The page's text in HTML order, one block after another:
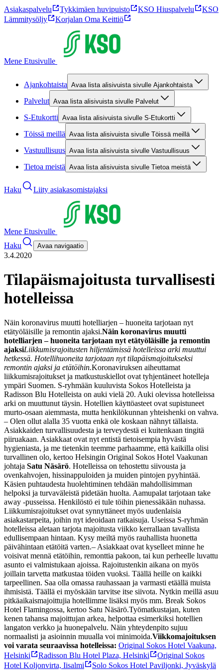
Asiakaspalvelu Tykkimäen huvipuisto KSO Hiuspalvelu
KSO
Lämmitysöljy
Korjalan Oma Keittiö
Mene Etusivulle
Ajankohtaista Avaa lista alisivuista sivulle Ajankohtaista
Palvelut Avaa lista alisivuista sivulle Palvelut
S-Etukortti Avaa lista alisivuista sivulle S-Etukortti
Töissä meillä Avaa lista alisivuista sivulle Töissä meillä
Vastuullisuus Avaa lista alisivuista sivulle Vastuullisuus
Tietoa meistä Avaa lista alisivuista sivulle Tietoa meistä
Haku Liity asiakasomistajaksi
Mene Etusivulle
Haku
Avaa navigaatio
3.4.2020
Tilapäismajoitusta turvallisesti
hotelleissa
Näin koronavirus muutti hotelliarjen – huoneita tarjotaan nyt
etätyöläisille ja remontin ajaksi.Näin koronavirus muutti
hotelliarjen – huoneita tarjotaan nyt etätyöläisille ja remontin
ajaksiLiikkumisrajoitusten hiljentämissä hotelleissa arki muuttui
hetkessä. Hotellihuoneita tarjotaan nyt tilapäismajoitukseksi
remontin ajaksi ja etätöihin.Koronaviruksen aiheuttamat
liikkumisrajoitukset ja matkustuskiellot ovat tyhjentäneet hotelleja
ympäri Suomen. S-ryhmään kuuluvista Sokos Hotelleista ja
Radisson Blu Hotelleista on auki vielä 20. Auki olevissa hotelleissa
arki on muuttunut täysin. Hotellien käyttöasteet ovat supistuneet
murto-osaan aiemmasta, mutta henkilökunnan yhteishenki on vahva.
– Olen ollut alalla 35 vuotta enkä ole koskaan nähnyt tällaista.
Asiakkaiden turvallisuudesta ja terveydestä ei kuitenkaan tingitä
piiruakaan. Asiakkaat ovat nyt entistä tietoisempia hyvästä
hygieniasta, ja me tietenkin teemme parhaamme, että kaikilla olisi
turvallinen olo, kertoo Helsingin Original Sokos Hotel Vaakunan
johtaja Satu Näsärö. Hotelleissa on tehostettu siivousta ja
ovenkahvojen, hissinappuloiden ja muiden pintojen pyyhintää.
Käsien puhtaudesta huolehtiminen tehdään mahdollisimman
helpoksi ja turvaväleistä pidetään huolta. Aamupalat tarjotaan take
away -pusseissa. Henkilöstö ei tule töihin pienessäkään nuhassa.
Liikkumisrajoitukset ovat synnyttäneet myös uudenlaisia
asiakastarpeita, joihin nyt ideoidaan ratkaisuja. Useissa S-ryhmän
hotelleissa aletaan tarjota majoitusta viikko kerrallaan tavallista
edullisempaan hintaan. Kysy meiltä myös rauhallista huonetta
päivähintaan etätöitä varten.– Asiakkaat ovat kyselleet minne he
voisivat mennä etätöihin, remonttia pakoon, tai kun perheelle luvattu
asunto ei valmistukaan ajoissa. Rajoitustenkin aikana on myös
joillain tarvetta matkustaa töiden vuoksi. Täällä heille on kaikki
tarpeellinen. Saa olla omassa rauhassaan ja varmasti etäällä muista
ihmisistä. Täällä ei myöskään tarvitse itse siivota. Nytkin meillä asuu
pitkäaikaismajoittujia hotellimme lisäksi myös mm. Break Sokos
Hotel Flamingossa, kertoo Satu Näsärö.Työmatkustajan, kuten
kenen tahansa majoittujan arkea, helpottaa esimerkiksi hotellien
langaton verkko ja huonepalvelu. Näin yhteydenpito sujuu
normaalisti ja asioinnin muualla voi minimoida.Viikkomajoituksen
voi varata seuraavissa hotelleissa: Original Sokos Hotel Vaakuna,
Helsinki
Radisson Blu Hotel Plaza, Helsinki
Original Sokos
Hotel Koljonvirta, Iisalmi
Solo Sokos Hotel Paviljonki, Jyväskylä